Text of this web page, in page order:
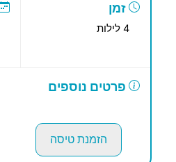
זמן
4 לילות
פרטים נוספים
הזמנת טיסה